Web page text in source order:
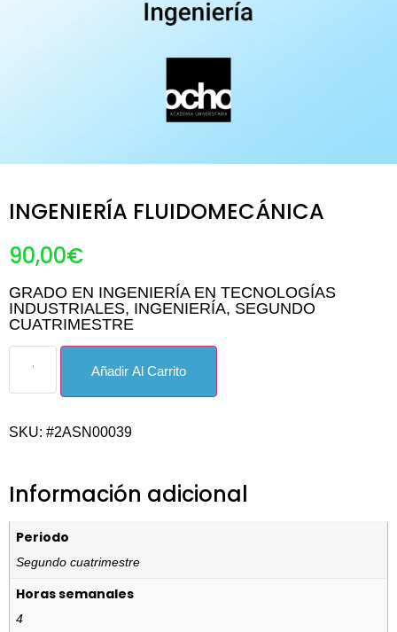
INGENIERÍA FLUIDOMECÁNICA
90,00€
GRADO EN INGENIERÍA EN TECNOLOGÍAS
INDUSTRIALES, INGENIERÍA, SEGUNDO
CUATRIMESTRE
Añadir Al Carrito
SKU: #2ASN00039
Información adicional
Periodo
Segundo cuatrimestre
Horas semanales
4